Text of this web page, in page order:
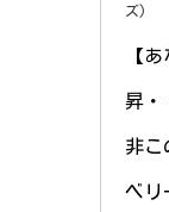
ズ)
【
昇・
非こ
ベリ